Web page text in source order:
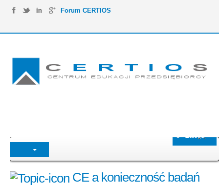
Forum CERTIOS
CE a konieczność badań